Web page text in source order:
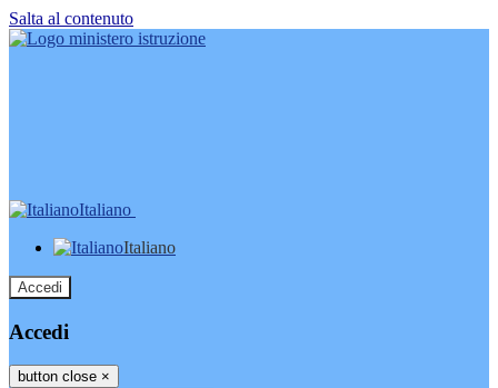
Salta al contenuto
Italiano
Italiano
Accedi
Accedi
button close ×